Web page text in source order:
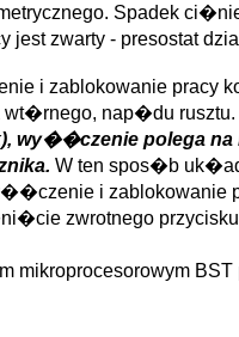
Spadek
zwarty - presostat
i zablokowanie
wt�rnego, nap�du rusztu.
wy��czenie polega
W ten spos�b
i zablokowanie
zwrotnego
BST